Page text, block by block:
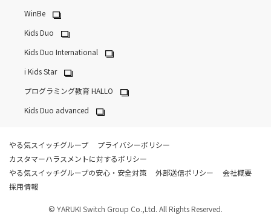
WinBe
Kids Duo
Kids Duo International
i Kids Star
プログラミング教育 HALLO
Kids Duo advanced
やる気スイッチグループ
プライバシーポリシー
カスタマーハラスメントに対するポリシー
やる気スイッチグループの安心・安全対策
外部送信ポリシー
会社概要
採用情報
© YARUKI Switch Group Co.,Ltd. All Rights Reserved.